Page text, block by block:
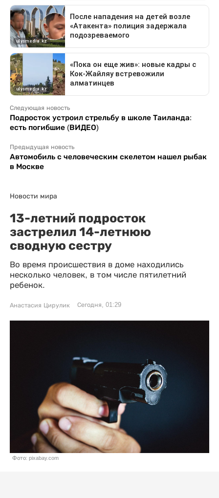
Следующая новость
Подросток устроил стрельбу в школе Таиланда:
есть погибшие (ВИДЕО)
Предыдущая новость
Автомобиль с человеческим скелетом нашел рыбак
в Москве
Новости мира
13-летний подросток
застрелил 14-летнюю
сводную сестру
Во время происшествия в доме находились
несколько человек, в том числе пятилетний
ребенок.
Анастасия Цирулик Сегодня, 01:29
Фото: pixabay.com